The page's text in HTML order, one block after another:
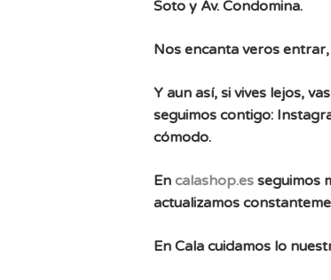
Soto y Av. Condomina.
Nos encanta veros
Y aun así, si vives lejos,
seguimos contigo:
cómodo.
En calashop.esseguimos
actualizamos
En Cala cuidamos lo